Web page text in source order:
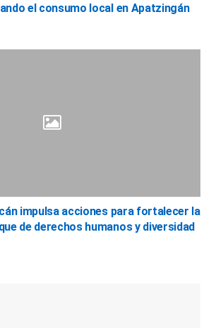
el consumo local en Apatzingán
impulsa acciones para fortalecer la
de derechos humanos y diversidad